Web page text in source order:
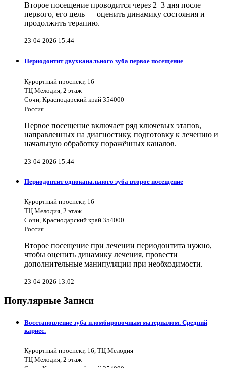
Второе посещение проводится через 2–3 дня после
первого, его цель — оценить динамику состояния и
продолжить терапию.
23-04-2026 15:44
Периодонтит двухканального зуба первое посещение
Курортный проспект, 16
ТЦ Мелодия, 2 этаж
Сочи, Краснодарский край 354000
Россия
Первое посещение включает ряд ключевых этапов,
направленных на диагностику, подготовку к лечению и
начальную обработку поражённых каналов.
23-04-2026 15:44
Периодонтит одноканального зуба второе посещение
Курортный проспект, 16
ТЦ Мелодия, 2 этаж
Сочи, Краснодарский край 354000
Россия
Второе посещение при лечении периодонтита нужно,
чтобы оценить динамику лечения, провести
дополнительные манипуляции при необходимости.
23-04-2026 13:02
Популярные Записи
Восстановление зуба пломбировочным материалом. Средний
кариес.
Курортный проспект, 16, ТЦ Мелодия
ТЦ Мелодия, 2 этаж